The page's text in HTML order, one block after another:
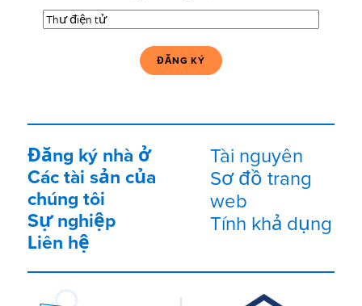
Thư
điện
Đăng ký nhà ở
Các tài sản của
chúng tôi
Sự nghiệp
Liên hệ
Tài nguyên
Sơ đồ trang
web
Tính khả dụng